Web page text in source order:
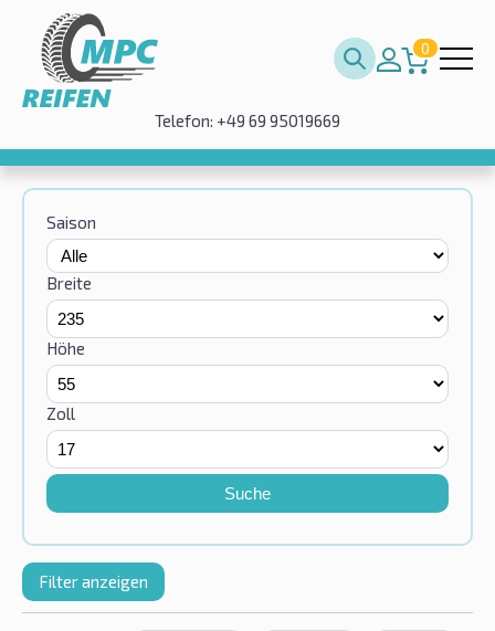
0
Telefon: +49 69 95019669
Saison
Breite
Höhe
Zoll
Suche
Filter anzeigen